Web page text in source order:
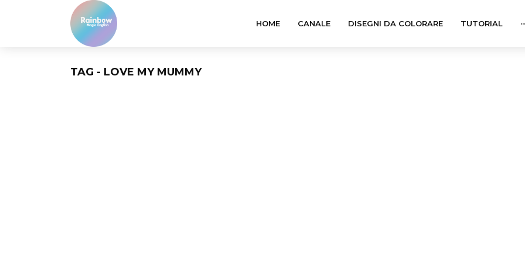
HOME CANALE DISEGNI DA COLORARE TUTORIAL ···
TAG - LOVE MY MUMMY